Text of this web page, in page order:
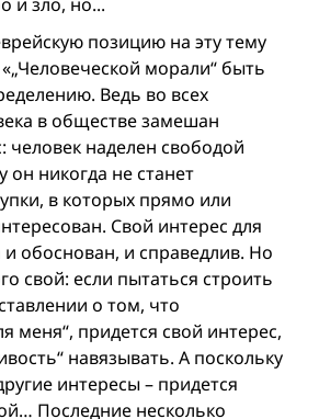
позицию на эту тему
морали“ быть
Ведь во всех
в обществе замешан
человек наделен свободой
он никогда не станет
в которых прямо или
Свой интерес для
и обоснован, и справедлив. Но
свой: если пытаться строить
о том, что
меня“, придется свой интерес,
навязывать. А поскольку
интересы – придется
Последние несколько